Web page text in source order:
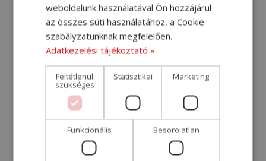
Megrendelőlap
Megrendelőlap – kiegészítés [2024-07-11]
Németország szállítási árak
Nemzetközi költöztető sofőrt keresünk
Nemzetközi szállítás
Nyereményjáték
Olaszország szállítási árak
Raktáros-gépkocsivezetőt keresünk
Raktárost keresünk
Raktározás, bútorok tárolása
weboldalunk használatával Ön hozzájárul
az összes süti használatához, a Cookie
szabályzatunknak megfelelően.
Adatkezelési tájékoztató »
Feltétlenül
szükséges
Statisztikai Marketing
Funkcionális Besorolatlan